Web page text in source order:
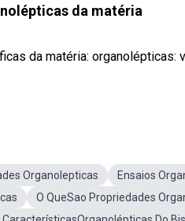
da matéria
da matéria: organolépticas:
Organolepticas
Ensaios
O QueSao Propriedades